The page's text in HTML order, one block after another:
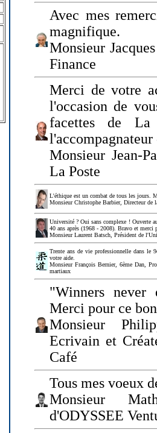
Avec mes
magnifique.
Monsieur
Finance
Merci de votre
l'occasion de
facettes de
Monsieur Jean-
La Poste
L'éthique est un combat de tous les jours.
Monsieur Christophe Barbier, Directeur de
Université ? Oui sans complexe ! Ouverte
40 ans après (1968 - 2008). Bravo et merci
Monsieur Laurent Batsch, Président de
Trente ans de vie professionnelle dans le
votre aide.
Monsieur François Bernier, 6ème Dan,
martiaux
"Winners
Merci pour ce
Monsieur
Ecrivain et
Café
Tous mes voeux
Monsieur
d'ODYSSEE